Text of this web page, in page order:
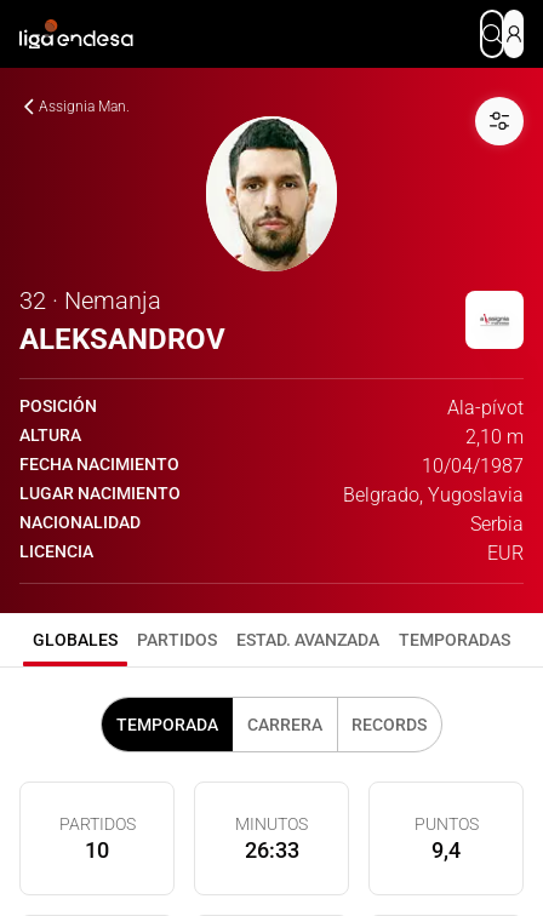
Assignia Man.
32 · Nemanja
ALEKSANDROV
POSICIÓN Ala-pívot
ALTURA 2,10 m
FECHA NACIMIENTO 10/04/1987
LUGAR NACIMIENTO Belgrado, Yugoslavia
NACIONALIDAD Serbia
LICENCIA EUR
GLOBALES PARTIDOS ESTAD. AVANZADA TEMPORADAS
TEMPORADA CARRERA RECORDS
PARTIDOS
10
MINUTOS
26:33
PUNTOS
9,4